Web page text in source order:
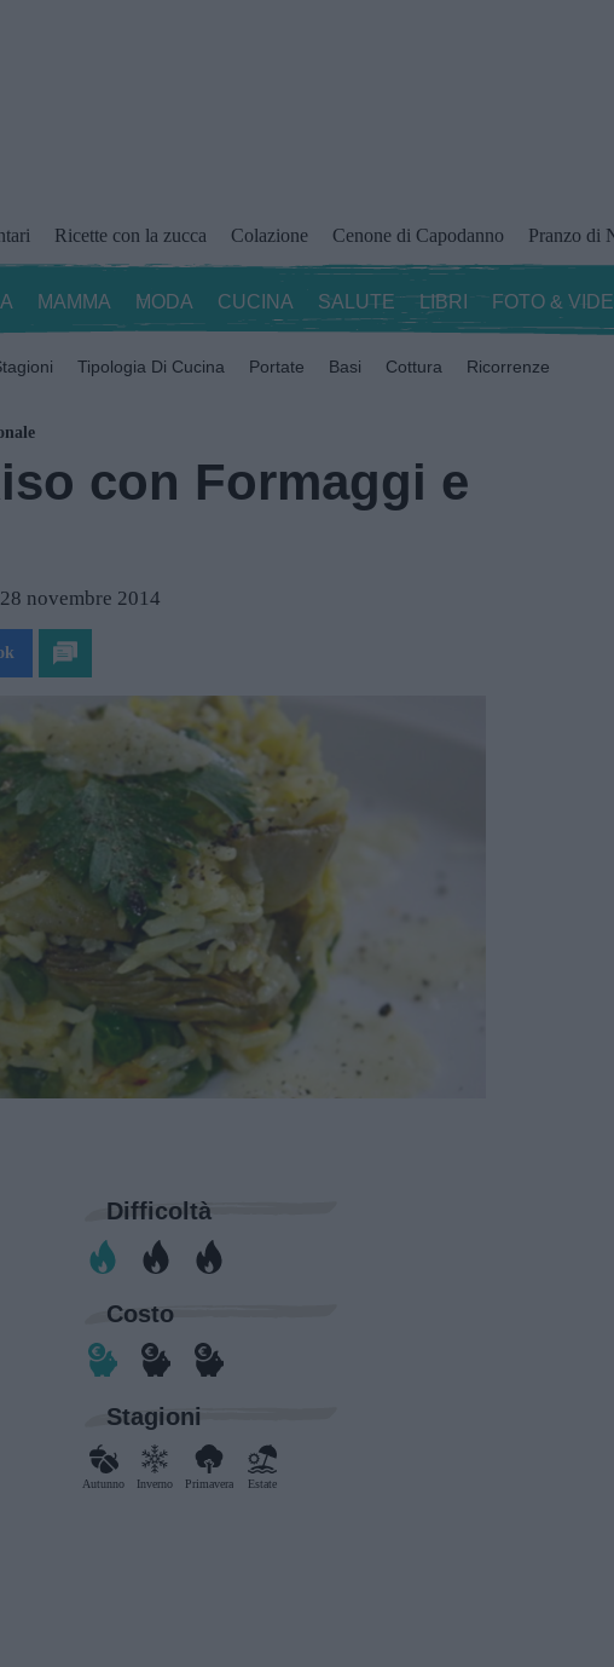
Ricette con la zucca Colazione Cenone di Capodanno Pranzo di
MAMMA MODA CUCINA SALUTE LIBRI FOTO &
Tipologia Di Cucina Portate Basi Cottura Ricorrenze
con Formaggi e
novembre 2014
Difficoltà
Costo
Stagioni
Autunno Inverno Primavera Estate